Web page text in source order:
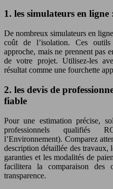
1. les simulateurs en
De nombreux simulateurs en
coût de l’isolation. Ces
approche, mais ne prennent pas
de votre projet. Utilisez-les
résultat comme une fourchette
2. les devis de
fiable
Pour une estimation précise,
professionnels qualifiés
l’Environnement). Comparez
description détaillée des travaux,
garanties et les modalités de
facilitera la comparaison des
transparence.